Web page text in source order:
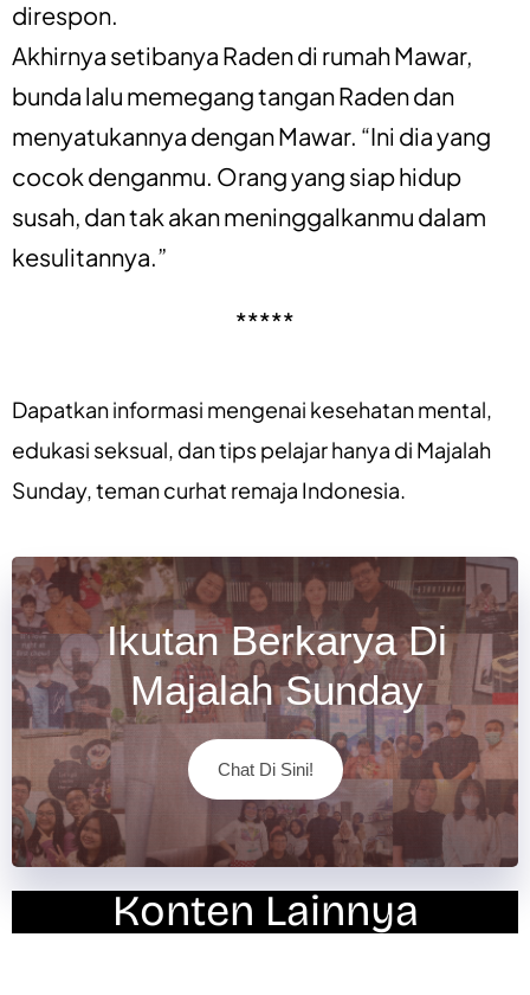
direspon.
Akhirnya setibanya Raden di rumah Mawar,
bunda lalu memegang tangan Raden dan
menyatukannya dengan Mawar. “Ini dia yang
cocok denganmu. Orang yang siap hidup
susah, dan tak akan meninggalkanmu dalam
kesulitannya.”
*****
Dapatkan informasi mengenai kesehatan mental
edukasi seksual , dantips pelajarhanya di Majalah
Sunday, teman curhat remaja Indonesia.
Ikutan Berkarya Di
Majalah Sunday
Chat Di Sini!
Konten Lainnya